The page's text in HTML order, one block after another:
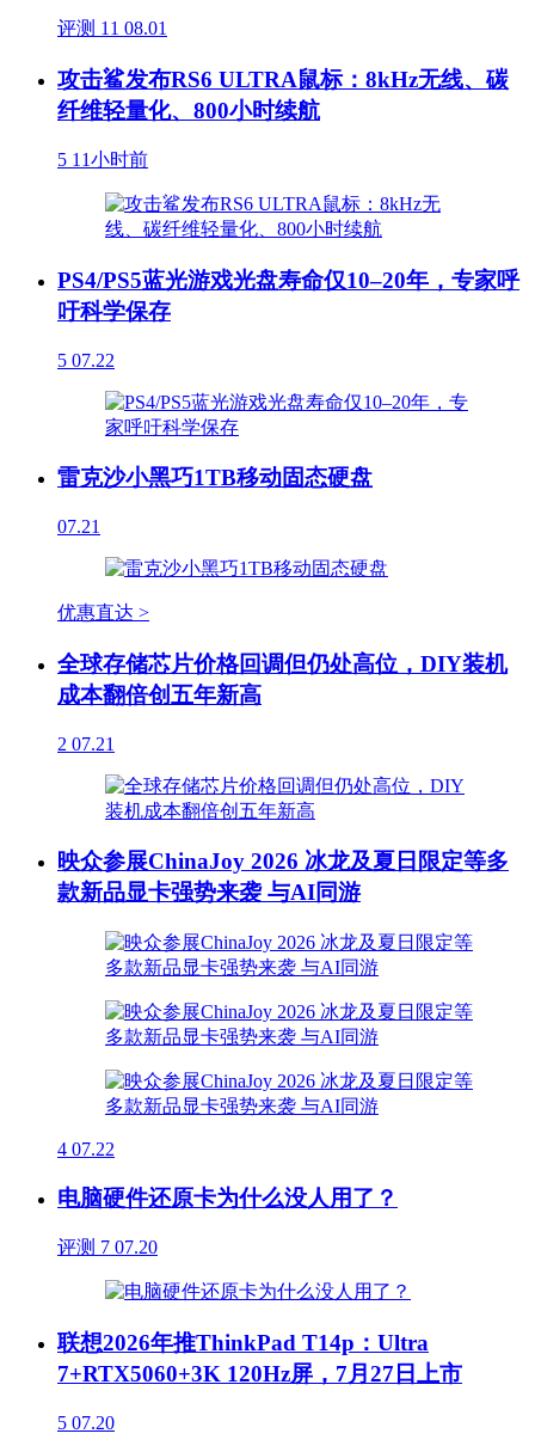
评测 11 08.01
攻击鲨发布RS6 ULTRA鼠标：8kHz无线、碳
纤维轻量化、800小时续航
5 11小时前
PS4/PS5蓝光游戏光盘寿命仅10–20年，专家呼
吁科学保存
5 07.22
雷克沙小黑巧1TB移动固态硬盘
07.21
优惠直达 >
全球存储芯片价格回调但仍处高位，DIY装机
成本翻倍创五年新高
2 07.21
映众参展ChinaJoy 2026 冰龙及夏日限定等多
款新品显卡强势来袭 与AI同游
4 07.22
电脑硬件还原卡为什么没人用了？
评测 7 07.20
联想2026年推ThinkPad T14p：Ultra
7+RTX5060+3K 120Hz屏，7月27日上市
5 07.20